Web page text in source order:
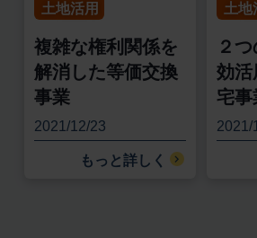
土地活用
複雑な権利関係を
解消した等価交換
事業
2021/12/23
もっと詳しく
土地
２
効活
宅事
2021/